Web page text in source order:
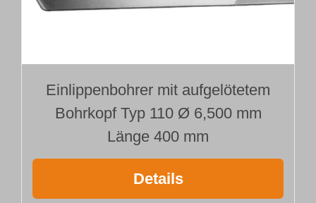
Einlippenbohrer mit aufgelötetem
Bohrkopf Typ 110 Ø 6,500 mm
Länge 400 mm
Details